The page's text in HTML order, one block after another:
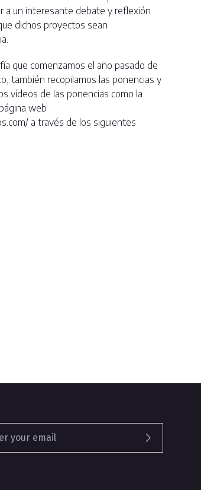
a un interesante debate y reflexión
dichos proyectos sean
que comenzamos el año pasado de
también recopilamos las ponencias y
vídeos de las ponencias como la
web
a través de los siguientes